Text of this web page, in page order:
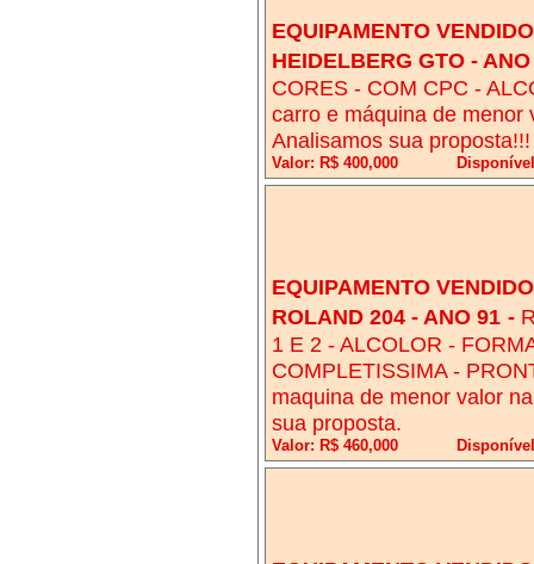
EQUIPAMENTO
HEIDELBERG GTO -
CORES - COM CPC -
carro e máquina de menor
Analisamos sua proposta!!!
Valor: R$ 400,000
EQUIPAMENTO
ROLAND 204 - ANO 91 -
1 E 2 - ALCOLOR -
COMPLETISSIMA -
maquina de menor valor
sua proposta.
Valor: R$ 460,000